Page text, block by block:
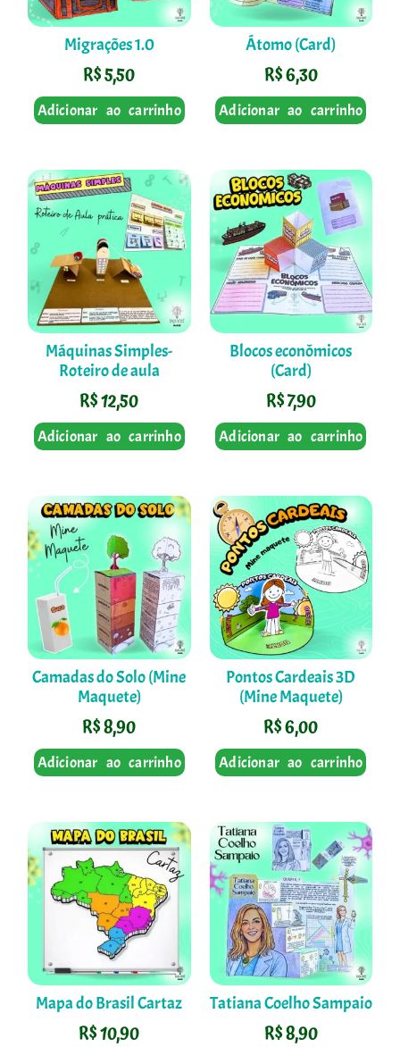
Migrações 1.0
R$5,50
Adicionar ao carrinho
Átomo (Card)
R$6,30
Adicionar ao carrinho
Máquinas Simples-
Roteiro de aula
R$12,50
Adicionar ao carrinho
Blocos econômicos
(Card)
R$7,90
Adicionar ao carrinho
Camadas do Solo (Mine
Maquete)
R$8,90
Adicionar ao carrinho
Pontos Cardeais 3D
(Mine Maquete)
R$6,00
Adicionar ao carrinho
Mapa do Brasil Cartaz
R$10,90
Tatiana Coelho Sampaio
R$8,90